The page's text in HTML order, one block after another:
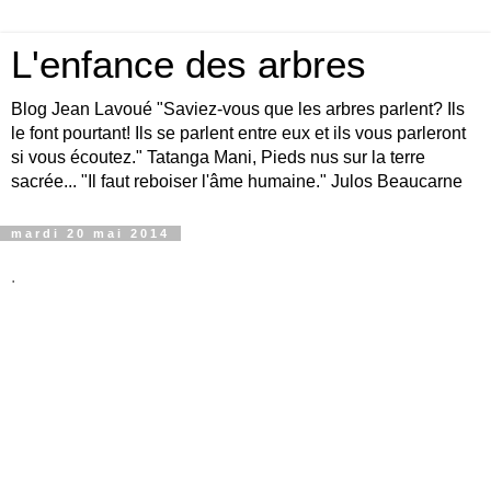
L'enfance des arbres
Blog Jean Lavoué "Saviez-vous que les arbres parlent? Ils
le font pourtant! Ils se parlent entre eux et ils vous parleront
si vous écoutez." Tatanga Mani, Pieds nus sur la terre
sacrée... "Il faut reboiser l'âme humaine." Julos Beaucarne
mardi 20 mai 2014
.